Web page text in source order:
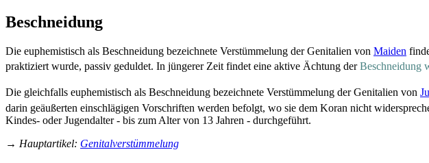
Beschneidung
Die euphemistisch als Beschneidung bezeichnete Verstümmelung der Genitalien von Maiden
praktiziert wurde, passiv geduldet. In jüngerer Zeit findet eine aktive Ächtung derBeschneidung
Die gleichfalls euphemistisch als Beschneidung bezeichnete Verstümmelung der Genitalien von
darin geäußerten einschlägigen Vorschriften werden befolgt, wo sie dem Koran nicht
Kindes- oder Jugend­alter - bis zum Alter von 13 Jahren - durchgeführt.
→ Hauptartikel: Genitalverstümmelung